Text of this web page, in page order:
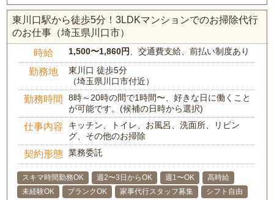
東川口駅から徒歩5分！3LDKマンションでのお掃除代行
のお仕事（埼玉県川口市）
時給 1,500〜1,860円 、交通費支給、前払い制度あり
勤務地
東川口 徒歩5分
（埼玉県川口市付近）
勤務時間
8時～20時の間で1時間〜、好きな日に働くこと
が可能です。(候補の日時から選択)
仕事内容
キッチン、トイレ、お風呂、洗面所、リビン
グ、その他のお掃除
契約形態 業務委託
スキマ時間勤務OK 週2〜3日からOK 週1〜OK
高時給
未経験OK
ブランクOK 家事代行スタッフ募集 シフト自由